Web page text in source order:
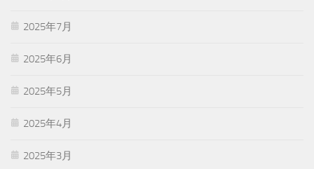
2025年7月
2025年6月
2025年5月
2025年4月
2025年3月